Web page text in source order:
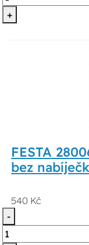
+
FESTA
bez
540 Kč
-